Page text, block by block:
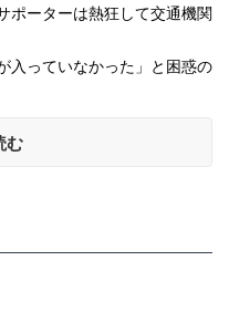
ポーターは熱狂して交通機関
入っていなかった」と困惑の
む